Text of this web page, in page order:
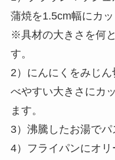
蒲焼を1.5cm幅にカッ
※具材の大きさを何
す。
2）にんにくをみじ
べやすい大きさにカ
ます。
3）沸騰したお湯でパ
4）フライパンにオ